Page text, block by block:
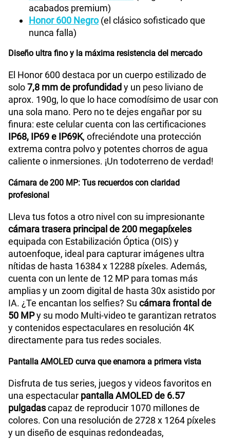
Honor 600 Dorado Platino
acabados premium)
Honor 600 Negro
El Honor 600 destaca por un cuerpo estilizado de
solo7,8 mm de profundidady un peso liviano de
aprox. 190g, lo que lo hace comodísimo de usar con
una sola mano. Pero no te dejes engañar por su
finura: este celular cuenta con las certificaciones
IP68, IP69 e IP69K, ofreciéndote una protección
extrema contra polvo y potentes chorros de agua
Cámara de 200 MP: Tus recuerdos con claridad
Lleva tus fotos a otro nivel con su impresionante
cámara trasera principal de 200 megapíxeles
equipada con Estabilización Óptica (OIS) y
autoenfoque, ideal para capturar imágenes ultra
nítidas de hasta 16384 x 12288 píxeles. Además,
cuenta con un lente de 12 MP para tomas más
amplias y un zoom digital de hasta 30x asistido por
IA. ¿Te encantan los selfies? Sucámara frontal de
50 MPy su modo Multi-video te garantizan retratos
y contenidos espectaculares en resolución 4K
Disfruta de tus series, juegos y videos favoritos en
una espectacularpantalla AMOLED de 6.57
pulgadascapaz de reproducir 1070 millones de
colores. Con una resolución de 2728 x 1264 píxeles